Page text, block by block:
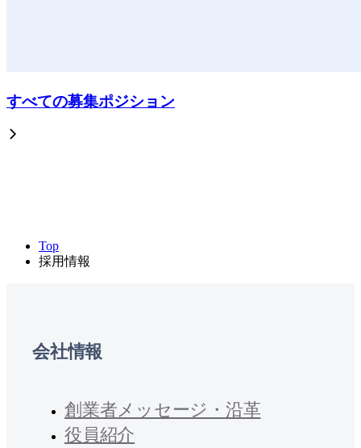
すべての募集ポジション
Top
採用情報
会社情報
創業者メッセージ・沿革
役員紹介